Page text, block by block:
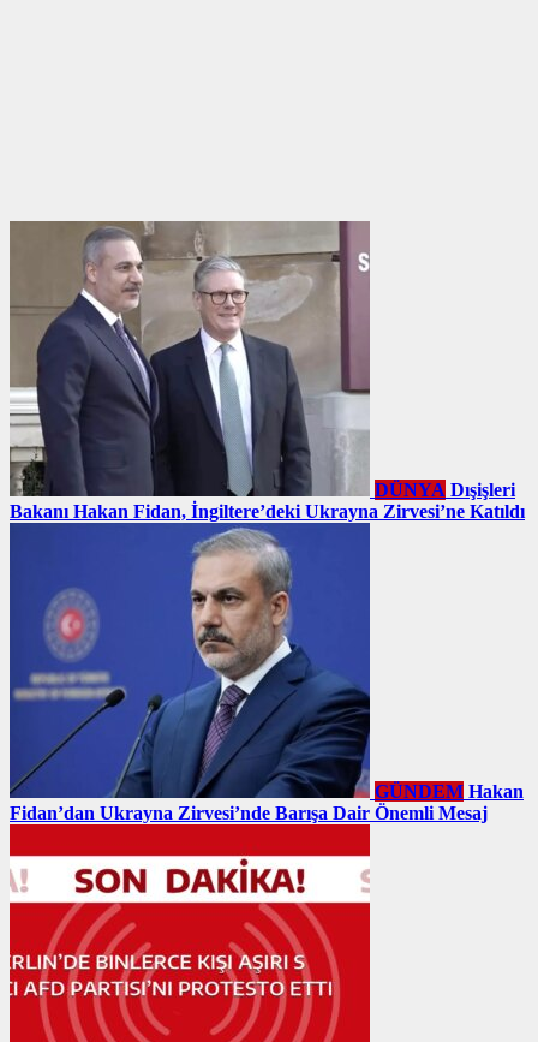
DÜNYA Dışişleri
Bakanı Hakan Fidan, İngiltere’deki Ukrayna Zirvesi’ne Katıldı
GÜNDEM Hakan
Fidan’dan Ukrayna Zirvesi’nde Barışa Dair Önemli Mesaj